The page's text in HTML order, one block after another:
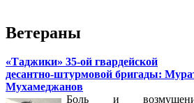
Ветераны
«Таджики» 35-ой гвардейской
десантно-штурмовой бригады:
Мухамеджанов
Боль и